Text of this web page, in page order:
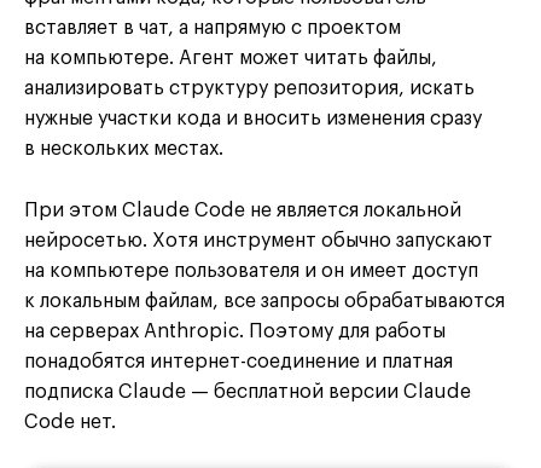
вставляет в чат, а напрямую с проектом
на компьютере. Агент может читать файлы,
анализировать структуру репозитория, искать
нужные участки кода и вносить изменения сразу
в нескольких местах.
При этом Claude Code не является локальной
нейросетью. Хотя инструмент обычно запускают
на компьютере пользователя и он имеет доступ
к локальным файлам, все запросы обрабатываются
на серверах Anthropic. Поэтому для работы
понадобятся интернет-соединение и платная
подписка Claude — бесплатной версии Claude
Code нет.